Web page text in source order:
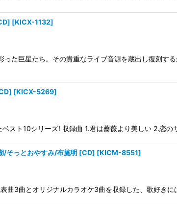
[KICX-1132]
た巨星たち。その貴重なライブ音源を蔵出し復刻す
[KICX-5269]
スト10シリーズ! 収録曲 1.君は薔薇より美しい 2.恋
/そっとおやすみ/布施明 [CD] [KICM-8551]
曲3曲とオリジナルカラオケ3曲を収録した、歌好き